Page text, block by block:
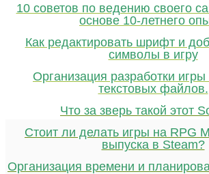
10 советов по ведению своего
основе 10-летнего
Как редактировать шрифт и
символы в игру
Организация разработки
текстовых файлов.
Что за зверь такой этот
Стоит ли делать игры на RPG
выпуска в Steam?
Организация времени и